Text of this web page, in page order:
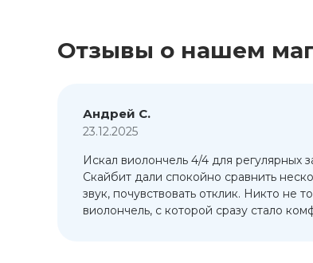
Отзывы о нашем
Андрей С.
23.12.2025
Искал виолончель 4/4 для регулярных
Скайбит дали спокойно сравнить
звук, почувствовать отклик. Никто не
виолончель, с которой сразу стало